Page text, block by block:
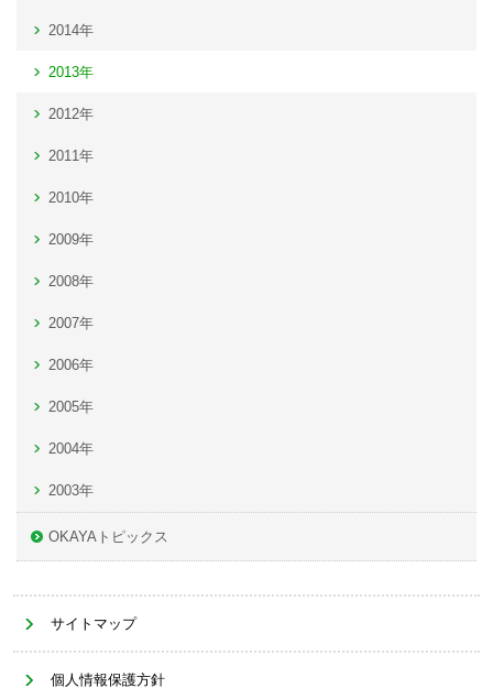
2014年
2013年
2012年
2011年
2010年
2009年
2008年
2007年
2006年
2005年
2004年
2003年
OKAYAトピックス
サイトマップ
個人情報保護方針